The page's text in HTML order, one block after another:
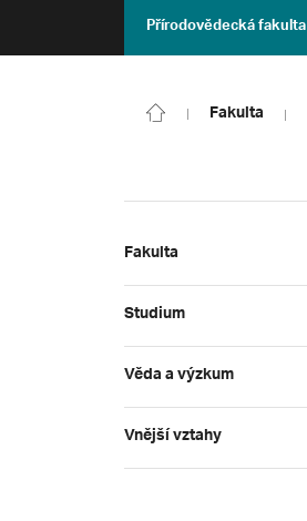
Přírodovědecká fakulta
Fakulta
Fakulta
Studium
Věda a výzkum
Vnější vztahy